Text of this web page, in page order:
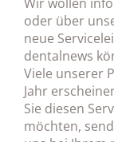
oder über
neue
dentalnews
Viele unserer
Jahr
Sie diesen
möchten,